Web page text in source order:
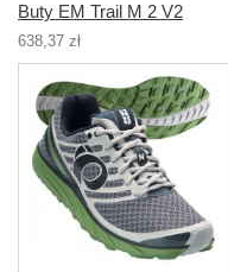
Buty EM Trail M 2 V2
638,37 zł